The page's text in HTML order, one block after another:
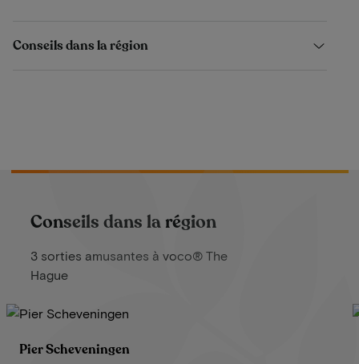
Conseils dans la région
Conseils dans la région
3 sorties amusantes à voco® The
Hague
Pier Scheveningen